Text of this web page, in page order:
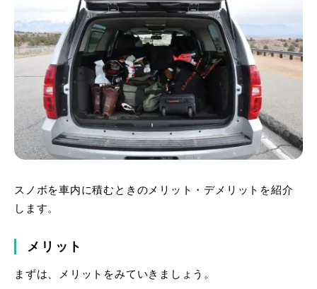
スノボを車内に積むときのメリット・デメリットを紹介
します。
メリット
まずは、メリットをみていきましょう。